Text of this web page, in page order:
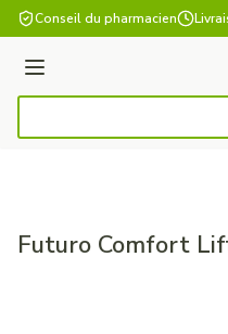
Aller au contenu
Conseil du pharmacien
Menu
Futuro Comfort